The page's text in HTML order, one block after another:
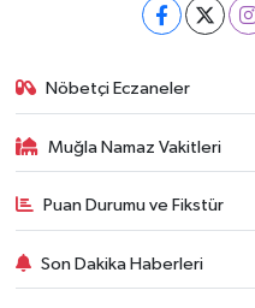
Nöbetçi Eczaneler
Muğla Namaz Vakitleri
Puan Durumu ve Fikstür
Son Dakika Haberleri